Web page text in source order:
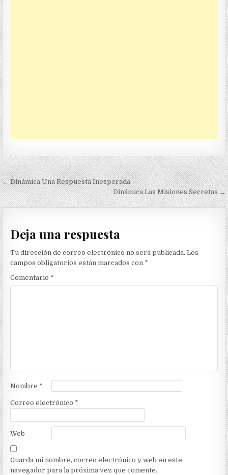
Navegación
de
entradas
← Dinámica Una Respuesta Inesperada
Dinámica Las Misiones Secretas →
Deja una respuesta
Tu dirección de correo electrónico no será publicada. Los
campos obligatorios están marcados con *
Comentario *
Nombre *
Correo electrónico *
Web
Guarda mi nombre, correo electrónico y web en este
navegador para la próxima vez que comente.